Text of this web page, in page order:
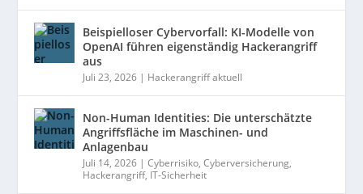
Beispielloser Cybervorfall: KI-Modelle von
OpenAI führen eigenständig Hackerangriff
aus
Juli 23, 2026 | Hackerangriff aktuell
Non-Human Identities: Die unterschätzte
Angriffsfläche im Maschinen- und
Anlagenbau
Juli 14, 2026 |Cyberrisiko,Cyberversicherung,
Hackerangriff, IT-Sicherheit